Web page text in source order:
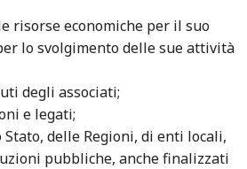
risorse economiche per il suo
lo svolgimento delle sue attività
degli associati;
e legati;
delle Regioni, di enti locali,
pubbliche, anche finalizzati